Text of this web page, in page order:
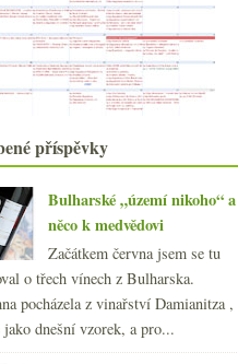
Vyzrálá Cava a svérázné Prosecco
Someliéři doporučují #1
Tři charakterní Barbery od Rocco di
Carpeneto
Mladé blatnické vinařství Berthy
Dvakrát bio cava od Llopart
J. Stávek Karmazín a Reserva od
Marqués de Murrieta
Barbery od Boeri, kyperská
Vamvakada a piemontské ...
Prestige bohémka, jurský crémant
Pierre Richard a ...
Postarší slovenský ryzlink a výtečné
Xarel·lo
(240)
příspěvky
Bulharské „území nikoho“ a
něco k medvědovi
Začátkem června jsem se tu
o třech vínech z Bulharska.
pocházela z vinařství Damianitza ,
jako dnešní vzorek, a pro...